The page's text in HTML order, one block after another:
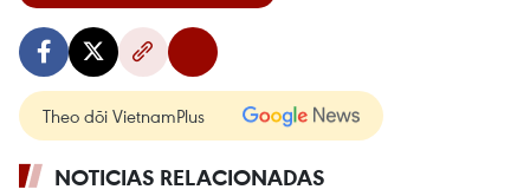
Theo dõi VietnamPlus
NOTICIAS RELACIONADAS